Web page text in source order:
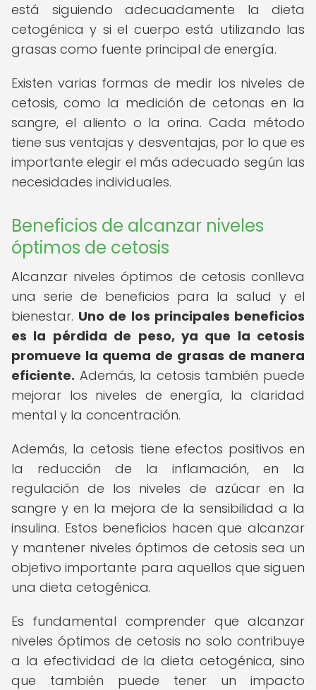
está siguiendo adecuadamente la dieta
cetogénica y si el cuerpo está utilizando las
grasas como fuente principal de energía.
Existen varias formas de medir los niveles de
cetosis, como la medición de cetonas en la
sangre, el aliento o la orina. Cada método
tiene sus ventajas y desventajas, por lo que es
importante elegir el más adecuado según las
necesidades individuales.
Beneficios de alcanzar niveles
óptimos de cetosis
Alcanzar niveles óptimos de cetosis conlleva
una serie de beneficios para la salud y el
bienestar. Uno de los principales beneficios
es la pérdida de peso, ya que la cetosis
promueve la quema de grasas de manera
eficiente. Además, la cetosis también puede
mejorar los niveles de energía, la claridad
mental y la concentración.
Además, la cetosis tiene efectos positivos en
la reducción de la inflamación, en la
regulación de los niveles de azúcar en la
sangre y en la mejora de la sensibilidad a la
insulina. Estos beneficios hacen que alcanzar
y mantener niveles óptimos de cetosis sea un
objetivo importante para aquellos que siguen
una dieta cetogénica.
Es fundamental comprender que alcanzar
niveles óptimos de cetosis no solo contribuye
a la efectividad de la dieta cetogénica, sino
que también puede tener un impacto